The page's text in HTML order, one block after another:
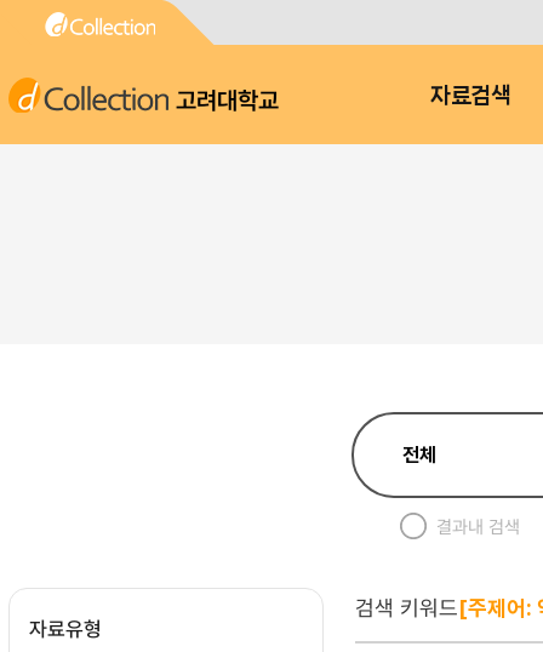
고려대학교 자료검색
결과내 검색
자료유형
검색 키워드[주제어: